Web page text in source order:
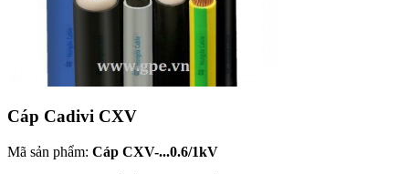
Cáp Cadivi CXV
Mã sản phẩm: Cáp CXV-...0.6/1kV